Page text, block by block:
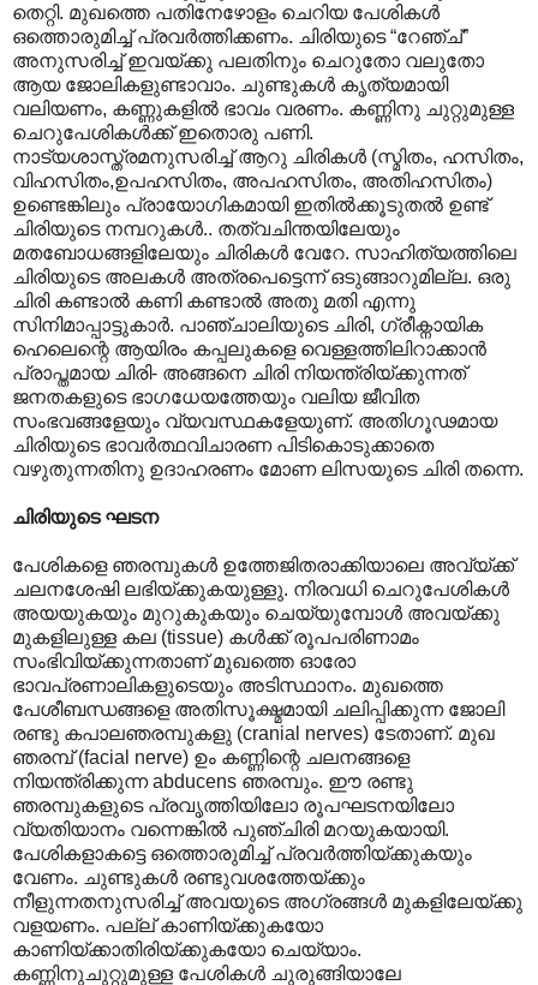
തെറ്റി. മുഖത്തെ പതിനേഴോളം ചെറിയ പേശികൾ
ഒത്തൊരുമിച്ച് പ്രവർത്തിക്കണം. ചിരിയുടെ “റേഞ്ച്”
അനുസരിച്ച് ഇവയ്ക്കു പലതിനും ചെറുതോ വലുതോ
ആയ ജോലികളുണ്ടാവാം. ചുണ്ടുകൾ കൃത്യമായി
വലിയണം, കണ്ണുകളിൽ ഭാവം വരണം. കണ്ണിനു ചുറ്റുമുള്ള
ചെറുപേശികൾക്ക് ഇതൊരു പണി.
നാട്യശാസ്ത്രമനുസരിച്ച് ആറു ചിരികൾ (സ്മിതം, ഹസിതം,
വിഹസിതം,ഉപഹസിതം, അപഹസിതം, അതിഹസിതം)
ഉണ്ടെങ്കിലും പ്രായോഗികമായി ഇതിൽക്കൂടുതൽ ഉണ്ട്
ചിരിയുടെ നമ്പറുകൾ.. തത്വചിന്തയിലേയും
മതബോധങ്ങളിലേയും ചിരികൾ വേറേ. സാഹിത്യത്തിലെ
ചിരിയുടെ അലകൾ അത്രപെട്ടെന്ന് ഒടുങ്ങാറുമില്ല. ഒരു
ചിരി കണ്ടാ‍ൽ കണി കണ്ടാ‍ൽ അതു മതി എന്നു
സിനിമാപ്പാട്ടുകാർ. പാഞ്ചാലിയുടെ ചിരി, ഗ്രീക്നാ‍യിക
ഹെലെന്റെ ആയിരം കപ്പലുകളെ വെള്ളത്തിലിറാക്കാൻ
പ്രാപ്തമായ ചിരി- അങ്ങനെ ചിരി നിയന്ത്രിയ്ക്കുന്നത്
ജനതകളുടെ ഭാഗധേയത്തേയും വലിയ ജീവിത
സംഭവങ്ങളേയും വ്യവസ്ഥകളേയുണ്. അതിഗൂഢമായ
ചിരിയുടെ ഭാവർത്ഥവിചാരണ പിടികൊടുക്കാതെ
വഴുതുന്നതിനു ഉദാഹരണം മോണ ലിസയുടെ ചിരി തന്നെ.
ചിരിയുടെ ഘടന
പേശികളെ ഞരമ്പുകൾ ഉത്തേജിതരാക്കിയാലെ അവ്യ്ക്ക്
ചലനശേഷി ലഭിയ്ക്കുകയുള്ളു. നിരവധി ചെറുപേശികൾ
അയയുകയും മുറുകുകയും ചെയ്യുമ്പോൾ അവയ്ക്കു
മുകളിലുള്ള കല (tissue) കൾക്ക് രൂപപരിണാമം
സംഭിവിയ്ക്കുന്നതാണ് മുഖത്തെ ഓരോ
ഭാവപ്രണാലികളുടെയും അടിസ്ഥാനം. മുഖത്തെ
പേശീബന്ധങ്ങളെ അതിസൂക്ഷ്മമായി ചലിപ്പിക്കുന്ന ജോലി
രണ്ടു കപാലഞരമ്പുകളു (cranial nerves) ടേതാണ്. മുഖ
ഞരമ്പ് (facial nerve) ഉം കണ്ണിന്റെ ചലനങ്ങളെ
നിയന്ത്രിക്കുന്ന abducens ഞരമ്പും. ഈ രണ്ടു
ഞരമ്പുകളുടെ പ്രവൃത്തിയിലോ രൂപഘടനയിലോ
വ്യതിയാനം വന്നെങ്കിൽ പുഞ്ചിരി മറയുകയായി.
പേശികളാകട്ടെ ഒത്തൊരുമിച്ച് പ്രവർത്തിയ്ക്കുകയും
വേണം. ചുണ്ടുകൾ രണ്ടുവശത്തേയ്ക്കും
നീളുന്നതനുസരിച്ച് അവയുടെ അഗ്രങ്ങൾ മുകളിലേയ്ക്കു
വളയണം. പല്ല് കാണിയ്ക്കുകയോ
കാണിയ്ക്കാതിരിയ്ക്കുകയോ ചെയ്യാം.
കണ്ണിനുചുറ്റുമുള്ള പേശികൾ ചുരുങ്ങിയാലേ